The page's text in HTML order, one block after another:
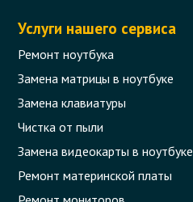
Услуги нашего сервиса
Ремонт ноутбука
Замена матрицы в ноутбуке
Замена клавиатуры
Чистка от пыли
Замена видеокарты в ноутбуке
Ремонт материнской платы